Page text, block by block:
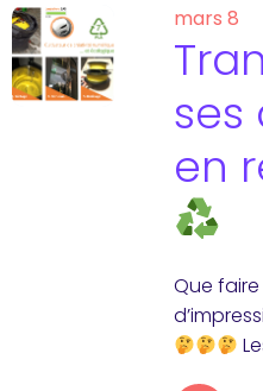
mars 8
ses
en
Que